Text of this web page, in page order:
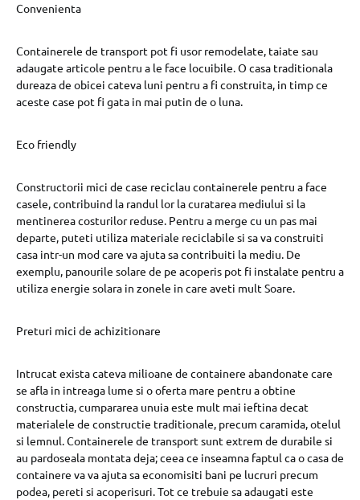
Convenienta
Containerele de transport pot fi usor remodelate, taiate sau
adaugate articole pentru a le face locuibile. O casa traditionala
dureaza de obicei cateva luni pentru a fi construita, in timp ce
aceste case pot fi gata in mai putin de o luna.
Eco friendly
Constructorii mici de case reciclau containerele pentru a face
casele, contribuind la randul lor la curatarea mediului si la
mentinerea costurilor reduse. Pentru a merge cu un pas mai
departe, puteti utiliza materiale reciclabile si sa va construiti
casa intr-un mod care va ajuta sa contribuiti la mediu. De
exemplu, panourile solare de pe acoperis pot fi instalate pentru a
utiliza energie solara in zonele in care aveti mult Soare.
Preturi mici de achizitionare
Intrucat exista cateva milioane de containere abandonate care
se afla in intreaga lume si o oferta mare pentru a obtine
constructia, cumpararea unuia este mult mai ieftina decat
materialele de constructie traditionale, precum caramida, otelul
si lemnul. Containerele de transport sunt extrem de durabile si
au pardoseala montata deja; ceea ce inseamna faptul ca o casa de
containere va va ajuta sa economisiti bani pe lucruri precum
podea, pereti si acoperisuri. Tot ce trebuie sa adaugati este